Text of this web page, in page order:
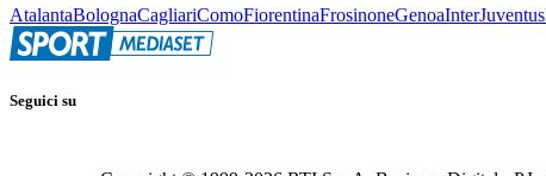
AtalantaBolognaCagliariComoFiorentinaFrosinoneGenoaInterJuventus
Seguici su